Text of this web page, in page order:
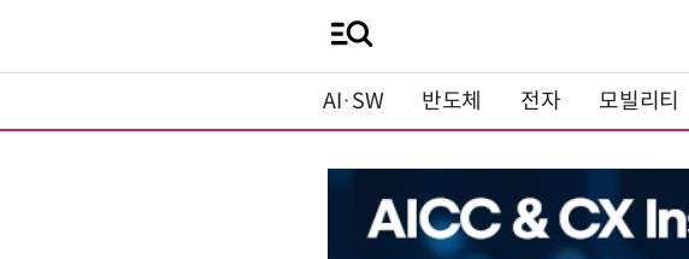
AI·SW 반도체 전자 모빌리티